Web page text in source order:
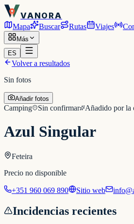
VANORA
Mapa Buscar Rutas Viajes
Más
ES
Volver a resultados
Sin fotos
Añadir fotos
Camping Sin confirmar Añadido por la
Azul Singular
Feteira
Precio no disponible
+351 960 069 890 Sitio web
Incidencias recientes